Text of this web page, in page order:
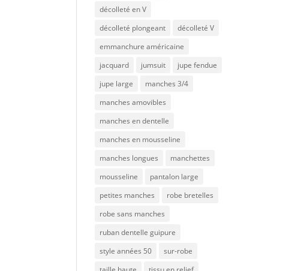
décolleté en V
décolleté plongeant
décolleté V
emmanchure américaine
jacquard
jumsuit
jupe fendue
jupe large
manches 3/4
manches amovibles
manches en dentelle
manches en mousseline
manches longues
manchettes
mousseline
pantalon large
petites manches
robe bretelles
robe sans manches
ruban dentelle guipure
style années 50
sur-robe